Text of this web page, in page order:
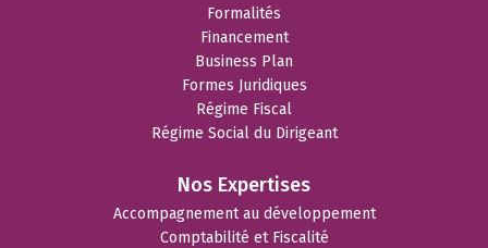
Formalités
Financement
Business Plan
Formes Juridiques
Régime Fiscal
Régime Social du Dirigeant
Nos Expertises
Accompagnement au développement
Comptabilité et Fiscalité